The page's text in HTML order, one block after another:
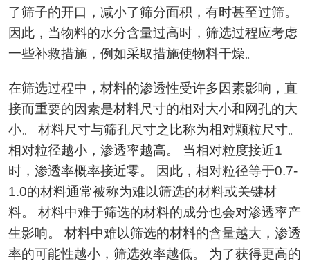
了筛子的开口，减小了筛分面积，有时甚至过筛。
因此，当物料的水分含量过高时，筛选过程应考虑
一些补救措施，例如采取措施使物料干燥。
在筛选过程中，材料的渗透性受许多因素影响，直
接而重要的因素是材料尺寸的相对大小和网孔的大
小。 材料尺寸与筛孔尺寸之比称为相对颗粒尺寸。
相对粒径越小，渗透率越高。 当相对粒度接近1
时，渗透率概率接近零。 因此，相对粒径等于0.7-
1.0的材料通常被称为难以筛选的材料或关键材
料。 材料中难于筛选的材料的成分也会对渗透率产
生影响。 材料中难以筛选的材料的含量越大，渗透
率的可能性越小，筛选效率越低。 为了获得更高的